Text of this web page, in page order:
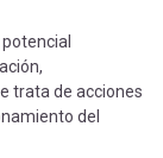
trata de acciones
del